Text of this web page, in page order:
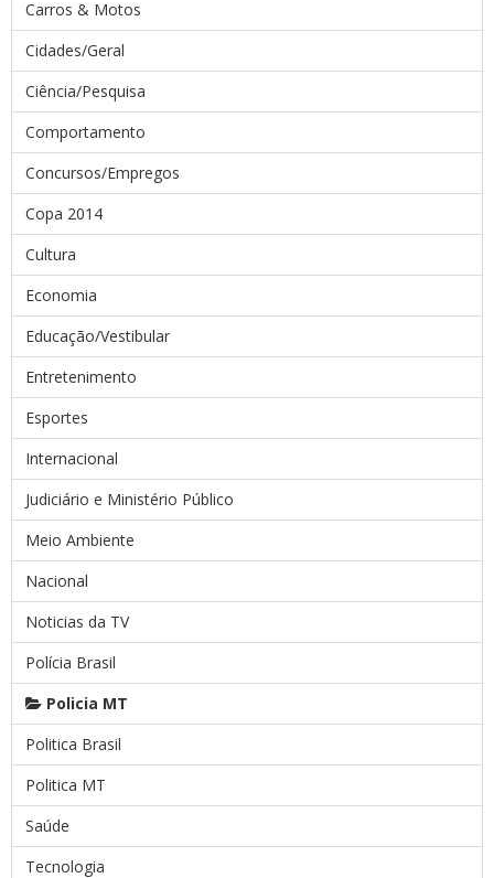
Carros & Motos
Cidades/Geral
Ciência/Pesquisa
Comportamento
Concursos/Empregos
Copa 2014
Cultura
Economia
Educação/Vestibular
Entretenimento
Esportes
Internacional
Judiciário e Ministério Público
Meio Ambiente
Nacional
Noticias da TV
Polícia Brasil
Policia MT
Politica Brasil
Politica MT
Saúde
Tecnologia